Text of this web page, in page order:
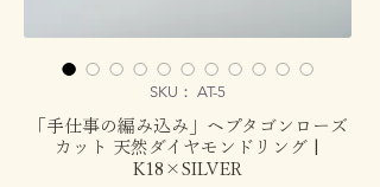
SKU： AT-5
「手仕事の編み込み」ヘプタゴンローズ
カット 天然ダイヤモンドリング |
K18×SILVER